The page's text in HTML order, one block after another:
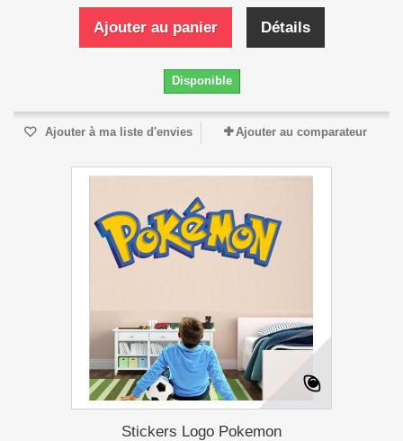
Ajouter au panier Détails
Disponible
Ajouter à ma liste d'envies Ajouter au comparateur
Stickers Logo Pokemon